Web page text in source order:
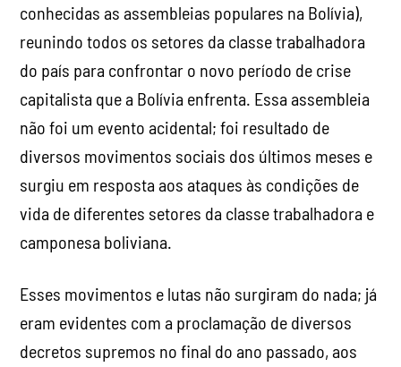
conhecidas as assembleias populares na Bolívia),
reunindo todos os setores da classe trabalhadora
do país para confrontar o novo período de crise
capitalista que a Bolívia enfrenta. Essa assembleia
não foi um evento acidental; foi resultado de
diversos movimentos sociais dos últimos meses e
surgiu em resposta aos ataques às condições de
vida de diferentes setores da classe trabalhadora e
camponesa boliviana.
Esses movimentos e lutas não surgiram do nada; já
eram evidentes com a proclamação de diversos
decretos supremos no final do ano passado, aos